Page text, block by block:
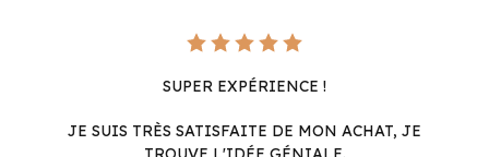
SUPER EXPÉRIENCE !
JE SUIS TRÈS SATISFAITE DE MON ACHAT, JE